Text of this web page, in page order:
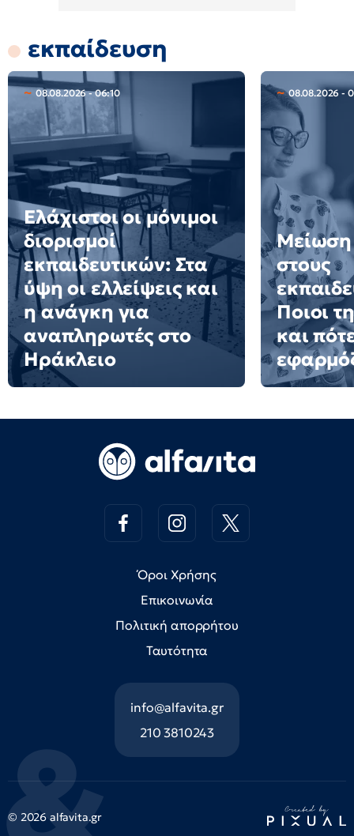
εκπαίδευση
08.08.2026 - 06:10
Ελάχιστοι οι μόνιμοι
διορισμοί
εκπαιδευτικών: Στα
ύψη οι ελλείψεις και
η ανάγκη για
αναπληρωτές στο
Ηράκλειο
08.08.2026 -
στους
Ποιοι
και
Όροι Χρήσης
Επικοινωνία
Πολιτική απορρήτου
Ταυτότητα
info@alfavita.gr
210 3810243
© 2026 alfavita.gr